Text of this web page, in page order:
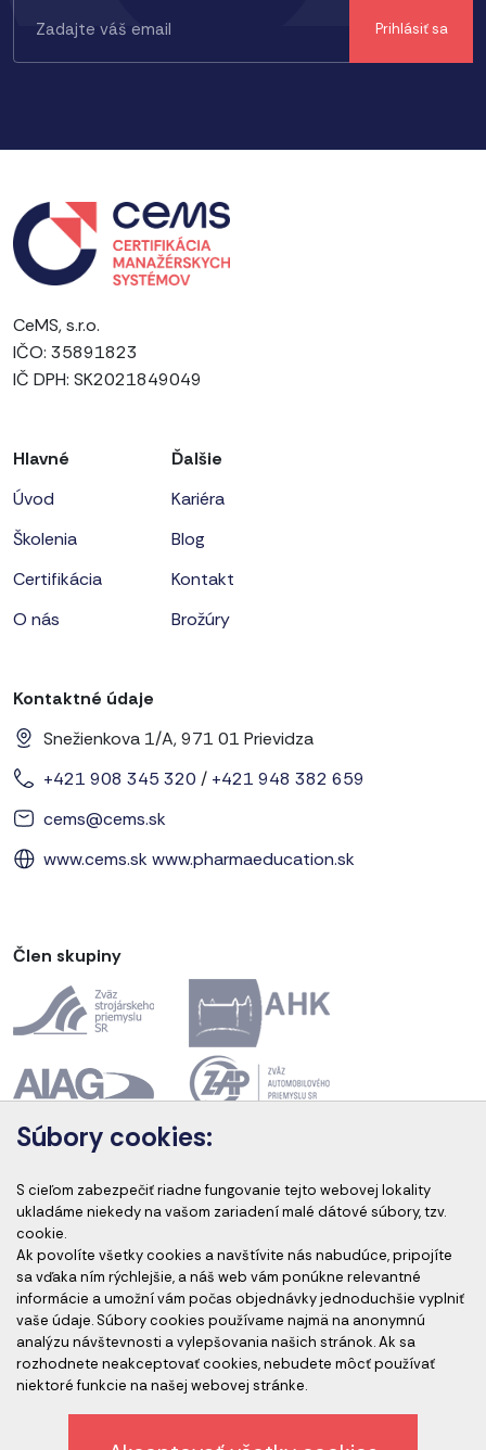
CeMS, s.r.o.
IČO: 35891823
IČ DPH: SK2021849049
Hlavné
Úvod
Školenia
Certifikácia
O nás
Ďalšie
Kariéra
Blog
Kontakt
Brožúry
Kontaktné údaje
Snežienkova 1/A, 971 01 Prievidza
+421 908 345 320 / +421 948 382 659
cems@cems.sk
www.cems.skwww.pharmaeducation.sk
Člen skupiny
Akreditácia kurzov
Akreditovaní audítori
Súbory cookies:
S cieľom zabezpečiť riadne fungovanie tejto webovej lokality
ukladáme niekedy na vašom zariadení malé dátové súbory, tzv.
cookie.
Ak povolíte všetky cookies a navštívite nás nabudúce, pripojíte
sa vďaka ním rýchlejšie, a náš web vám ponúkne relevantné
informácie a umožní vám počas objednávky jednoduchšie vyplniť
vaše údaje. Súbory cookies používame najmä na anonymnú
analýzu návštevnosti a vylepšovania našich stránok. Ak sa
rozhodnete neakceptovať cookies, nebudete môcť používať
niektoré funkcie na našej webovej stránke.